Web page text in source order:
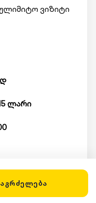
ვიზიტი
ლარი